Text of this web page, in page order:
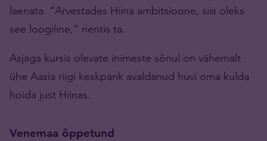
laenata. “Arvestades Hiina ambitsioone, siis oleks
see loogiline,” nentis ta.
Asjaga kursis olevate inimeste sõnul on vähemalt
ühe Aasia riigi keskpank avaldanud huvi oma kulda
hoida just Hiinas.
Venemaa õppetund